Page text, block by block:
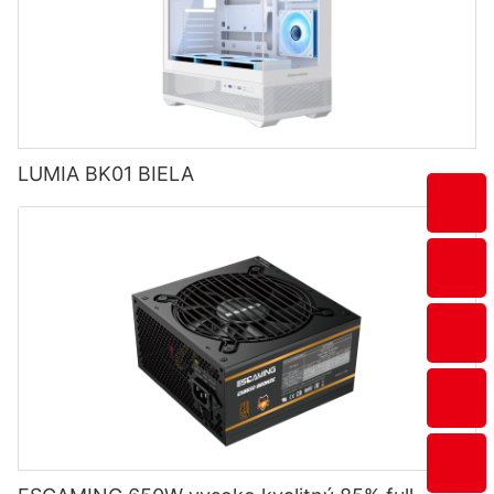
LUMIA BK01 BIELA